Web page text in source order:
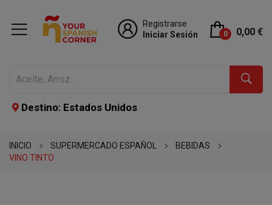
Registrarse
Iniciar Sesión
0 0,00 €
Destino: Estados Unidos
INICIO SUPERMERCADO ESPAÑOL
BEBIDAS
VINO TINTO